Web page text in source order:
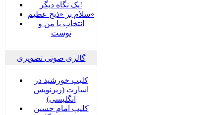
یک نگاه دیگر!
سلام بر «ذبح عظیم»
انتخاب با من و
توست
گالری صوتی تصویری
کلیپ خورشید در
اسارت (زیرنویس
انگلیسی)
کلیپ امام حسین